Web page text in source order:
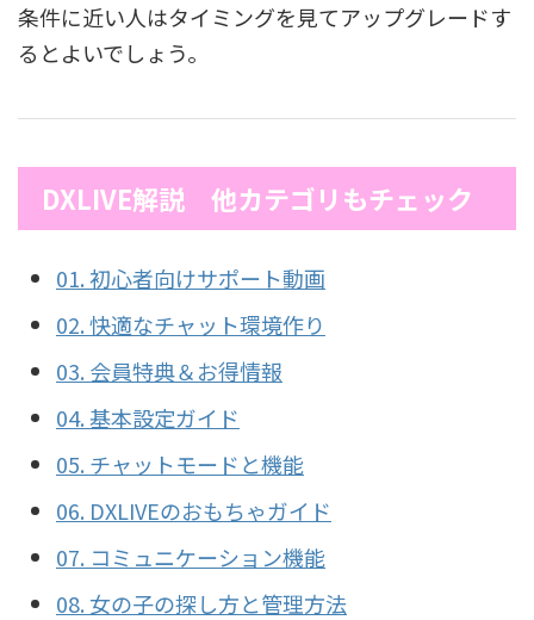
条件に近い人はタイミングを見てアップグレードす
るとよいでしょう。
DXLIVE解説 他カテゴリもチェック
01. 初心者向けサポート動画
02. 快適なチャット環境作り
03. 会員特典＆お得情報
04. 基本設定ガイド
05. チャットモードと機能
06. DXLIVEのおもちゃガイド
07. コミュニケーション機能
08. 女の子の探し方と管理方法